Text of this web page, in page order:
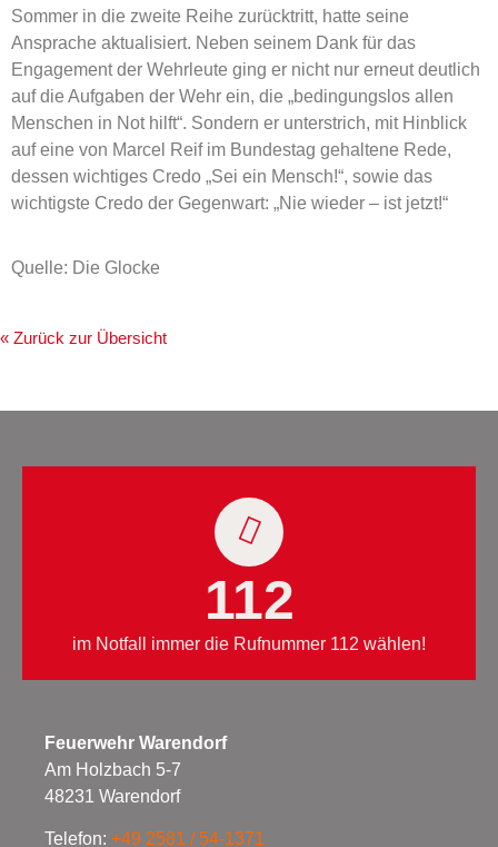
Sommer in die zweite Reihe zurücktritt, hatte seine
Ansprache aktualisiert. Neben seinem Dank für das
Engagement der Wehrleute ging er nicht nur erneut deutlich
auf die Aufgaben der Wehr ein, die „bedingungslos allen
Menschen in Not hilft“. Sondern er unterstrich, mit Hinblick
auf eine von Marcel Reif im Bundestag gehaltene Rede,
dessen wichtiges Credo „Sei ein Mensch!“, sowie das
wichtigste Credo der Gegenwart: „Nie wieder – ist jetzt!“
Quelle: Die Glocke
« Zurück zur Übersicht
112
im Notfall immer die Rufnummer 112 wählen!
Feuerwehr Warendorf
Am Holzbach 5-7
48231 Warendorf
Telefon: +49 2581 / 54-1371